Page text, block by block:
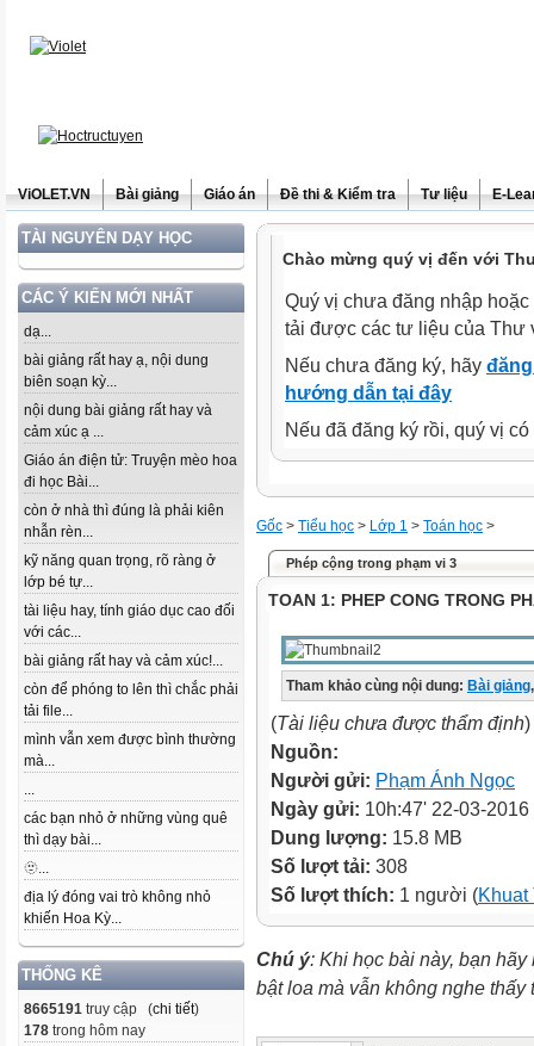
ViOLET.VN Bài giảng Giáo án Đề thi & Kiểm tra Tư liệu E-
TÀI NGUYÊN DẠY HỌC
CÁC Ý KIẾN MỚI NHẤT
dạ...
bài giảng rất hay ạ, nội dung
biên soạn kỳ...
nội dung bài giảng rất hay và
cảm xúc ạ ...
Giáo án điện tử: Truyện mèo hoa
đi học Bài...
còn ở nhà thì đúng là phải kiên
nhẫn rèn...
kỹ năng quan trọng, rõ ràng ở
lớp bé tự...
tài liệu hay, tính giáo dục cao đối
với các...
bài giảng rất hay và cảm xúc!...
còn để phóng to lên thì chắc phải
tải file...
mình vẫn xem được bình thường
mà...
...
các bạn nhỏ ở những vùng quê
thì dạy bài...
🫥...
địa lý đóng vai trò không nhỏ
khiến Hoa Kỳ...
THỐNG KÊ
8665191 truy cập (chi tiết)
178 trong hôm nay
Chào mừng quý vị đến với
Quý vị chưa đăng nhập
tải được các tư liệu của Thư
Nếu chưa đăng ký, hãy
hướng dẫn tại đây
Nếu đã đăng ký rồi, quý vị
Gốc > Tiểu học > Lớp 1 > Toán học >
Phép cộng trong phạm vi 3
TOAN 1: PHEP CONG TRONG
Tham khảo cùng nội dung: Bài giảng,
(Tài liệu chưa được thẩm định)
Nguồn:
Người gửi: Phạm Ánh Ngọc
Ngày gửi: 10h:47' 22-03-2016
Dung lượng: 15.8 MB
Số lượt tải: 308
Số lượt thích: 1 người (Khuat
Chú ý: Khi học bài này, bạn
bật loa mà vẫn không nghe